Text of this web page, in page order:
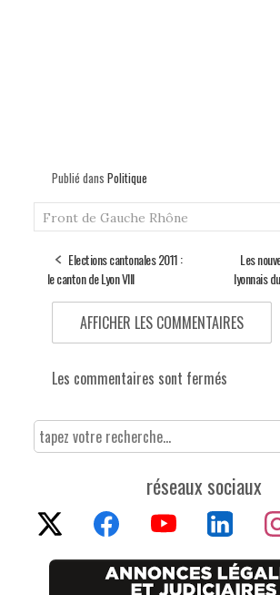
Publié dans Politique
Front de Gauche Rhône
Elections cantonales 2011 :
le canton de Lyon VIII
Les
lyonnais
AFFICHER LES COMMENTAIRES
Les commentaires sont fermés
réseaux sociaux